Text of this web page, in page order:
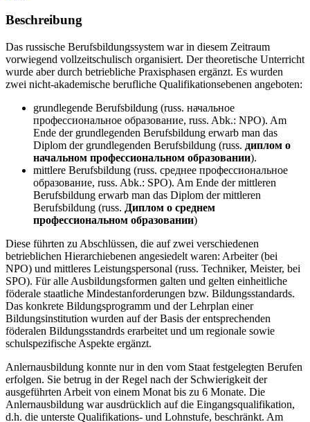
Beschreibung
Das russische Berufsbildungssystem war in diesem Zeitraum
vorwiegend vollzeitschulisch organisiert. Der theoretische Unterricht
wurde aber durch betriebliche Praxisphasen ergänzt. Es wurden
zwei nicht-akademische berufliche Qualifikationsebenen angeboten:
grundlegende Berufsbildung (russ. начальное
профессиональное образование, russ. Abk.: NPO). Am
Ende der grundlegenden Berufsbildung erwarb man das
Diplom der grundlegenden Berufsbildung (russ. диплом о
начальном профессиональном образовании).
mittlere Berufsbildung (russ. среднее профессиональное
образование, russ. Abk.: SPO). Am Ende der mittleren
Berufsbildung erwarb man das Diplom der mittleren
Berufsbildung (russ. Диплом о среднем
профессиональном образовании)
Diese führten zu Abschlüssen, die auf zwei verschiedenen
betrieblichen Hierarchiebenen angesiedelt waren: Arbeiter (bei
NPO) und mittleres Leistungspersonal (russ. Techniker, Meister, bei
SPO). Für alle Ausbildungsformen galten und gelten einheitliche
föderale staatliche Mindestanforderungen bzw. Bildungsstandards.
Das konkrete Bildungsprogramm und der Lehrplan einer
Bildungsinstitution wurden auf der Basis der entsprechenden
föderalen Bildungsstandrds erarbeitet und um regionale sowie
schulspezifische Aspekte ergänzt.
Anlernausbildung konnte nur in den vom Staat festgelegten Berufen
erfolgen. Sie betrug in der Regel nach der Schwierigkeit der
ausgeführten Arbeit von einem Monat bis zu 6 Monate. Die
Anlernausbildung war ausdrücklich auf die Eingangsqualifikation,
d.h. die unterste Qualifikations- und Lohnstufe, beschränkt. Am